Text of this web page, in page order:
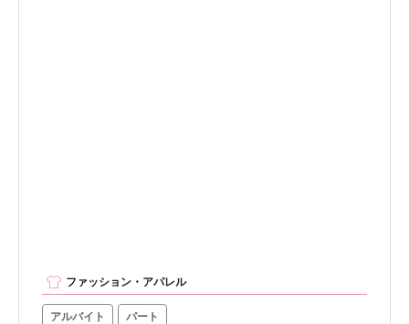
ファッション・アパレル
アルバイト パート